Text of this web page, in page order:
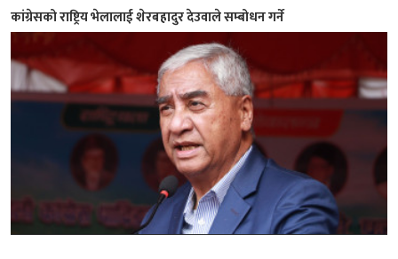
कांग्रेसको राष्ट्रिय भेलालाई शेरबहादुर देउवाले सम्बोधन गर्ने